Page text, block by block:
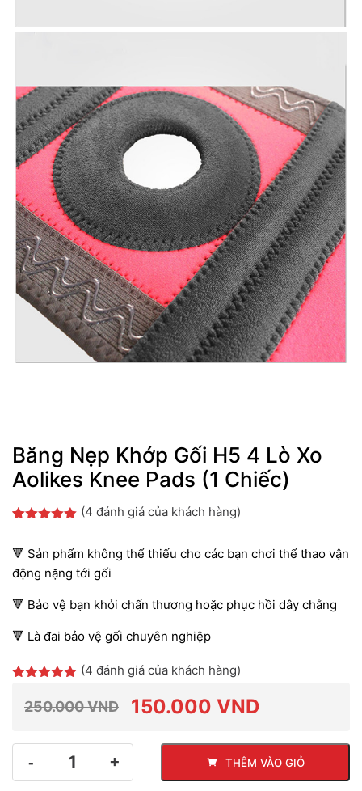
Băng Nẹp Khớp Gối H5 4 Lò Xo
Aolikes Knee Pads (1 Chiếc)
đánh giá
(4 đánh giá của khách hàng)
🔻 Sản phẩm không thể thiếu cho các bạn chơi thể thao vận
động nặng tới gối
🔻 Bảo vệ bạn khỏi chấn thương hoặc phục hồi dây chằng
🔻 Là đai bảo vệ gối chuyên nghiệp
dựa trên
đánh giá
(4 đánh giá của khách hàng)
250.000VND
gốc
150.000 VND
hiện
THÊM VÀO GIỎ